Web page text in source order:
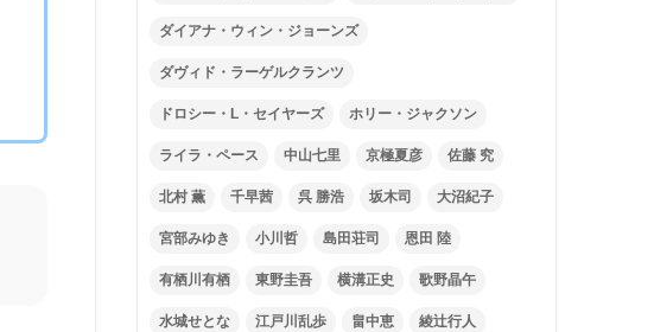
ダイアナ・ウィン・ジョーンズ
ダヴィド・ラーゲルクランツ
ドロシー・L・セイヤーズ ホリー・ジャクソン
ライラ・ペース 中山七里 京極夏彦 佐藤 究
北村 薫 千早茜 呉 勝浩 坂木司 大沼紀子
宮部みゆき 小川哲 島田荘司 恩田 陸
有栖川有栖 東野圭吾 横溝正史 歌野晶午
水城せとな 江戸川乱歩 畠中恵 綾辻行人